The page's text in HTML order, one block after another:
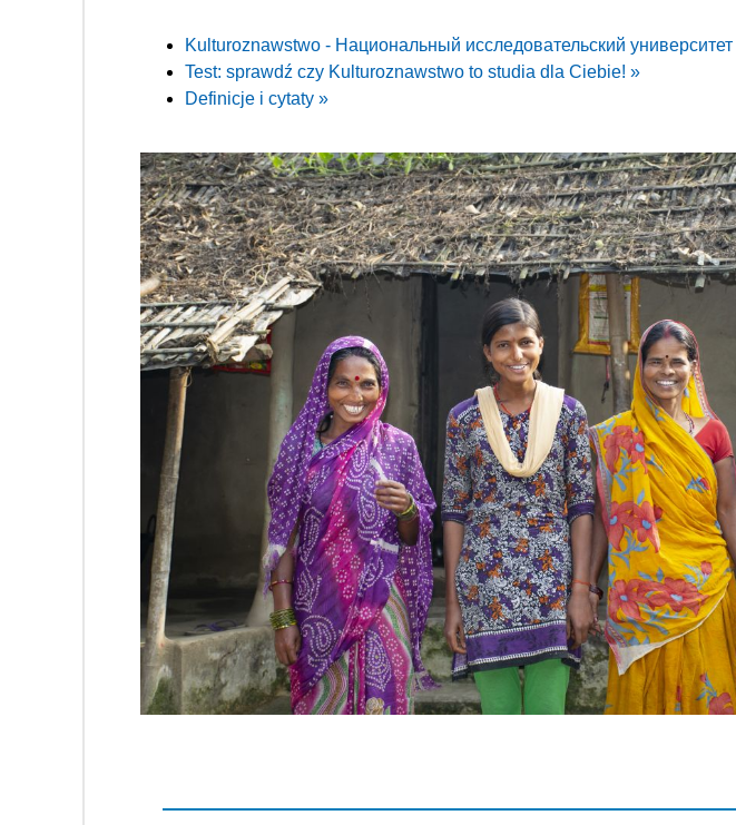
Kulturoznawstwo - Национальный исследовательский
Test: sprawdź czy Kulturoznawstwo to studia dla Ciebie! »
Definicje i cytaty »